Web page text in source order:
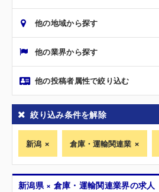
他の地域から探す
他の業界から探す
他の投稿者属性で絞り込む
絞り込み条件を解除
新潟 倉庫・運輸関連業
新潟県 × 倉庫・運輸関連業界の求人